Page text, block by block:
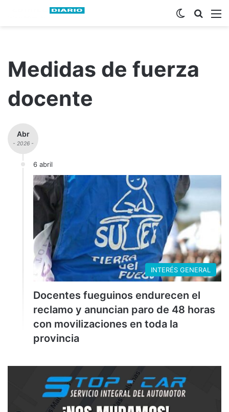
Buscar
Switch skin
Medidas de fuerza
docente
Abr
- 2026 -
6 abril
INTERÉS GENERAL
Docentes fueguinos endurecen el
reclamo y anuncian paro de 48 horas
con movilizaciones en toda la
provincia